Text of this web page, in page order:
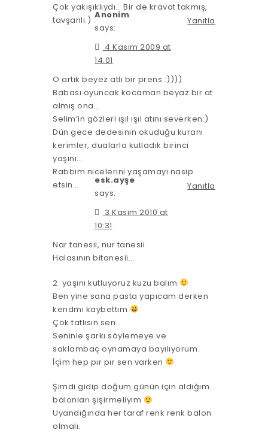
Çok yakışıklıydı… Bir de kravat takmış,
tavşanlı:)
Yanıtla
Anonim
says:
4 Kasım 2009 at
14:01
O artık beyez atlı bir prens :))))
Babası oyuncak kocaman beyaz bir at
almış ona…
Selim’in gözleri ışıl ışıl atını severken:)
Dün gece dedesinin okuduğu kuranı
kerimler, dualarla kutladık birinci
yaşını…
Rabbim nicelerini yaşamayı nasip
etsin…
Yanıtla
esk.ayşe
says:
3 Kasım 2010 at
10:31
Nar tanesii, nur tanesii
Halasının bitanesii…
2. yaşını kutluyoruz kuzu balım
Ben yine sana pasta yapıcam derken
kendmi kaybettim
Çok tatlısın sen…
Seninle şarkı söylemeye ve
saklambaç oynamaya bayılıyorum.
İçim hep pır pır sen varken
Şimdi gidip doğum günün için aldığım
balonları şişirmeliyim
Uyandığında her taraf renk renk balon
olmalı.